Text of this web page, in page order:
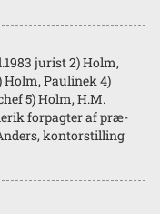
jurist 2) Holm,
Paulinek 4)
5) Holm, H.M.
forpagter af præ-
kontorstilling